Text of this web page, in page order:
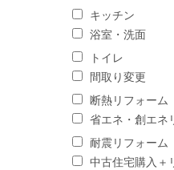
キッチン
浴室・洗面
トイレ
間取り変更
断熱リフォーム
省エネ・創エネ
耐震リフォーム
中古住宅購入＋